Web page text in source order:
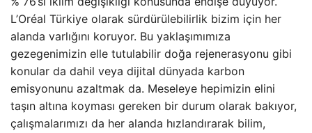
L’Oréal Türkiye olarak sürdürülebilirlik bizim için her
alanda varlığını koruyor. Bu yaklaşımımıza
gezegenimizin elle tutulabilir doğa rejenerasyonu gibi
konular da dahil veya dijital dünyada karbon
emisyonunu azaltmak da. Meseleye hepimizin elini
taşın altına koyması gereken bir durum olarak bakıyor,
çalışmalarımızı da her alanda hızlandırarak bilim,